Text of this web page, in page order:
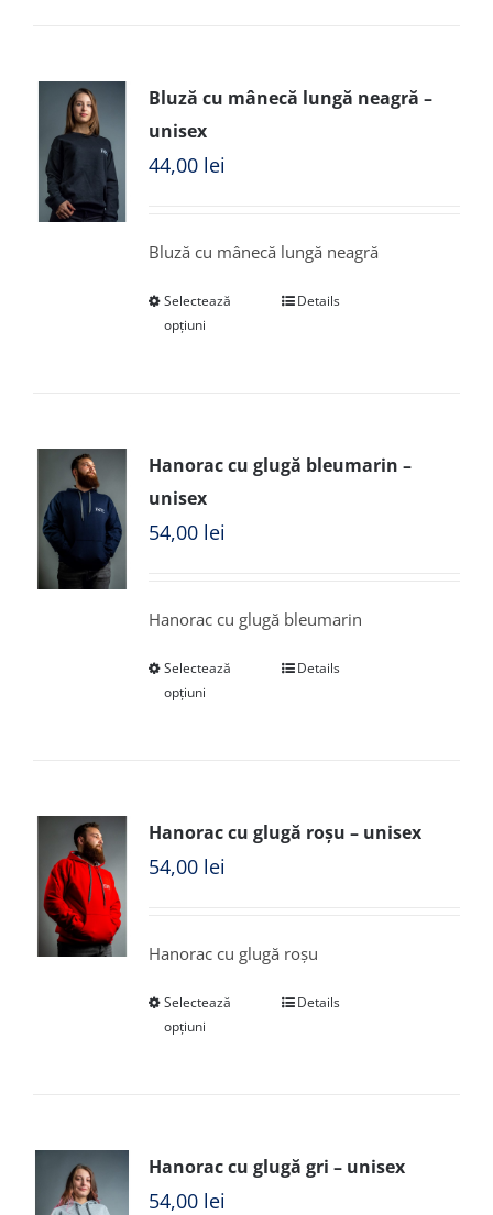
Bluză cu mânecă lungă neagră –
unisex
44,00 lei
Bluză cu mânecă lungă neagră
Selectează
opțiuni
Details
Hanorac cu glugă bleumarin –
unisex
54,00 lei
Hanorac cu glugă bleumarin
Selectează
opțiuni
Details
Hanorac cu glugă roșu – unisex
54,00 lei
Hanorac cu glugă roșu
Selectează
opțiuni
Details
Hanorac cu glugă gri – unisex
54,00 lei